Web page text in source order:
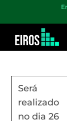
Será
realizado
no dia 26